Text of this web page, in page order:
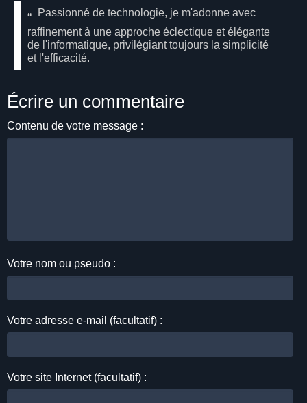
Passionné de technologie, je m'adonne avec
raffinement à une approche éclectique et élégante
de l'informatique, privilégiant toujours la simplicité
et l'efficacité.
Écrire un commentaire
Contenu de votre message :
Votre nom ou pseudo :
Votre adresse e-mail (facultatif) :
Votre site Internet (facultatif) :